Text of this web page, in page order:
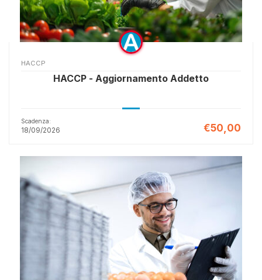
HACCP
HACCP - Aggiornamento Addetto
Scadenza:
18/09/2026 €50,00